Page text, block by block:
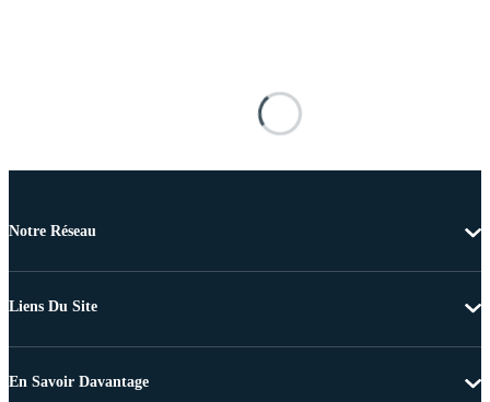
Notre Réseau
Liens Du Site
En Savoir Davantage